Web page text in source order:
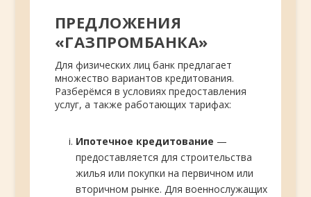
ПРЕДЛОЖЕНИЯ
«ГАЗПРОМБАНКА»
Для физических лиц банк предлагает
множество вариантов кредитования.
Разберёмся в условиях предоставления
услуг, а также работающих тарифах:
Ипотечное кредитование —
предоставляется для строительства
жилья или покупки на первичном или
вторичном рынке. Для военнослужащих